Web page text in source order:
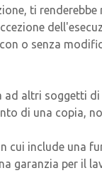
ti
o senza
altri soggetti di
di una copia,
include una
garanzia per il